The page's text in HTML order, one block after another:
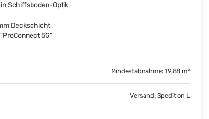
Schiffsboden-Optik
Deckschicht
5G"
Mindestabnahme: 19,88 m²
Versand: Spedition L